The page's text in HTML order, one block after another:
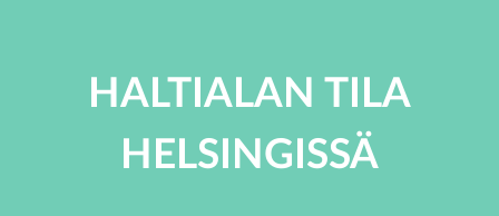
HALTIALAN TILA
HELSINGISSÄ